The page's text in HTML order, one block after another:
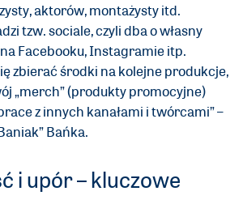
aktorów, montażysty itd.
tzw. sociale, czyli dba o własny
Facebooku, Instagramie itp.
zbierać środki na kolejne produkcje,
„merch” (produkty promocyjne)
z innych kanałami i twórcami” –
Bańka.
i upór – kluczowe